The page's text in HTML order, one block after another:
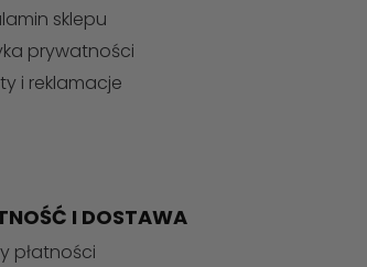
sklepu
prywatności
i reklamacje
I DOSTAWA
płatności